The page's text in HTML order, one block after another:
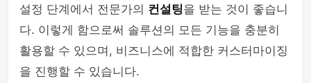
설정 단계에서 전문가의 컨설팅을 받는 것이 좋습니
다. 이렇게 함으로써 솔루션의 모든 기능을 충분히
활용할 수 있으며, 비즈니스에 적합한 커스터마이징
을 진행할 수 있습니다.